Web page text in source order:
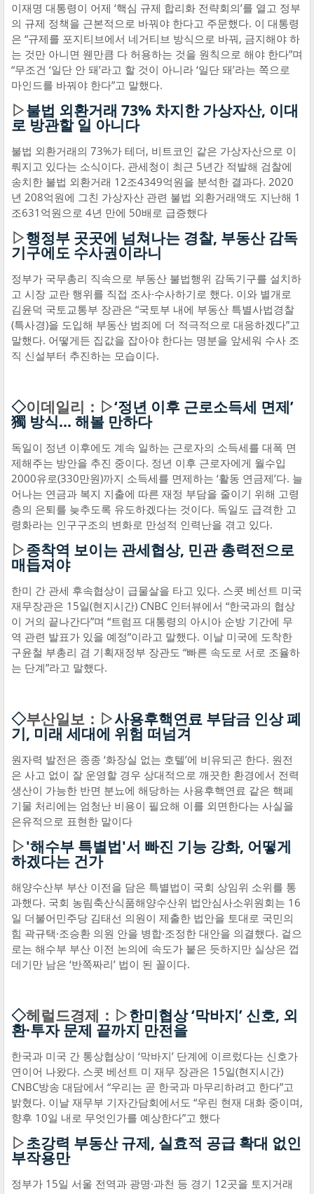
이재명 대통령이 어제 ‘핵심 규제 합리화 전략회의’를 열고 정부
의 규제 정책을 근본적으로 바꿔야 한다고 주문했다. 이 대통령
은 “규제를 포지티브에서 네거티브 방식으로 바꿔, 금지해야 하
는 것만 아니면 웬만큼 다 허용하는 것을 원칙으로 해야 한다”며
“무조건 ‘일단 안 돼’라고 할 것이 아니라 ‘일단 돼’라는 쪽으로
마인드를 바꿔야 한다”고 말했다.
▷불법 외환거래 73% 차지한 가상자산, 이대
로 방관할 일 아니다
불법 외환거래의 73%가 테더, 비트코인 같은 가상자산으로 이
뤄지고 있다는 소식이다. 관세청이 최근 5년간 적발해 검찰에
송치한 불법 외환거래 12조4349억원을 분석한 결과다. 2020
년 208억원에 그친 가상자산 관련 불법 외환거래액도 지난해 1
조631억원으로 4년 만에 50배로 급증했다
▷행정부 곳곳에 넘쳐나는 경찰, 부동산 감독
기구에도 수사권이라니
정부가 국무총리 직속으로 부동산 불법행위 감독기구를 설치하
고 시장 교란 행위를 직접 조사·수사하기로 했다. 이와 별개로
김윤덕 국토교통부 장관은 “국토부 내에 부동산 특별사법경찰
(특사경)을 도입해 부동산 범죄에 더 적극적으로 대응하겠다”고
말했다. 어떻게든 집값을 잡아야 한다는 명분을 앞세워 수사 조
직 신설부터 추진하는 모습이다.
◇이데일리：▷‘정년 이후 근로소득세 면제’
獨 방식... 해볼 만하다
독일이 정년 이후에도 계속 일하는 근로자의 소득세를 대폭 면
제해주는 방안을 추진 중이다. 정년 이후 근로자에게 월수입
2000유로(330만원)까지 소득세를 면제하는 ‘활동 연금제’다. 늘
어나는 연금과 복지 지출에 따른 재정 부담을 줄이기 위해 고령
층의 은퇴를 늦추도록 유도하겠다는 것이다. 독일도 급격한 고
령화라는 인구구조의 변화로 만성적 인력난을 겪고 있다.
▷종착역 보이는 관세협상, 민관 총력전으로
매듭져야
한미 간 관세 후속협상이 급물살을 타고 있다. 스콧 베선트 미국
재무장관은 15일(현지시간) CNBC 인터뷰에서 “한국과의 협상
이 거의 끝나간다”며 “트럼프 대통령의 아시아 순방 기간에 무
역 관련 발표가 있을 예정”이라고 말했다. 이날 미국에 도착한
구윤철 부총리 겸 기획재정부 장관도 “빠른 속도로 서로 조율하
는 단계”라고 말했다.
◇부산일보：▷사용후핵연료 부담금 인상 폐
기, 미래 세대에 위험 떠넘겨
원자력 발전은 종종 ‘화장실 없는 호텔’에 비유되곤 한다. 원전
은 사고 없이 잘 운영할 경우 상대적으로 깨끗한 환경에서 전력
생산이 가능한 반면 분뇨에 해당하는 사용후핵연료 같은 핵폐
기물 처리에는 엄청난 비용이 필요해 이를 외면한다는 사실을
은유적으로 표현한 말이다
▷'해수부 특별법'서 빠진 기능 강화, 어떻게
하겠다는 건가
해양수산부 부산 이전을 담은 특별법이 국회 상임위 소위를 통
과했다. 국회 농림축산식품해양수산위 법안심사소위원회는 16
일 더불어민주당 김태선 의원이 제출한 법안을 토대로 국민의
힘 곽규택·조승환 의원 안을 병합·조정한 대안을 의결했다. 겉으
로는 해수부 부산 이전 논의에 속도가 붙은 듯하지만 실상은 껍
데기만 남은 ‘반쪽짜리’ 법이 된 꼴이다.
◇헤럴드경제：▷한미협상 ‘막바지’ 신호, 외
환·투자 문제 끝까지 만전을
한국과 미국 간 통상협상이 ‘막바지’ 단계에 이르렀다는 신호가
연이어 나왔다. 스콧 베선트 미 재무 장관은 15일(현지시간)
CNBC방송 대담에서 “우리는 곧 한국과 마무리하려고 한다”고
밝혔다. 이날 재무부 기자간담회에서도 “우린 현재 대화 중이며,
향후 10일 내로 무엇인가를 예상한다”고 했다
▷초강력 부동산 규제, 실효적 공급 확대 없인
부작용만
정부가 15일 서울 전역과 광명·과천 등 경기 12곳을 토지거래